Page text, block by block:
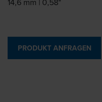
PRODUKT ANFRAGEN